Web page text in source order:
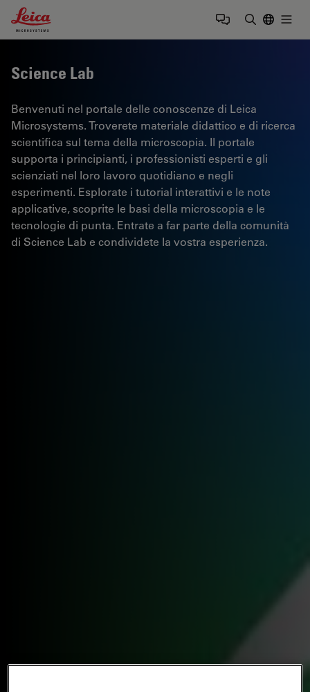
Leica Microsystems Logo
Science Lab
Benvenuti nel portale delle conoscenze di Leica
Microsystems. Troverete materiale didattico e di ricerca
scientifica sul tema della microscopia. Il portale
supporta i principianti, i professionisti esperti e gli
scienziati nel loro lavoro quotidiano e negli
esperimenti. Esplorate i tutorial interattivi e le note
applicative, scoprite le basi della microscopia e le
tecnologie di punta. Entrate a far parte della comunità
di Science Lab e condividete la vostra esperienza.